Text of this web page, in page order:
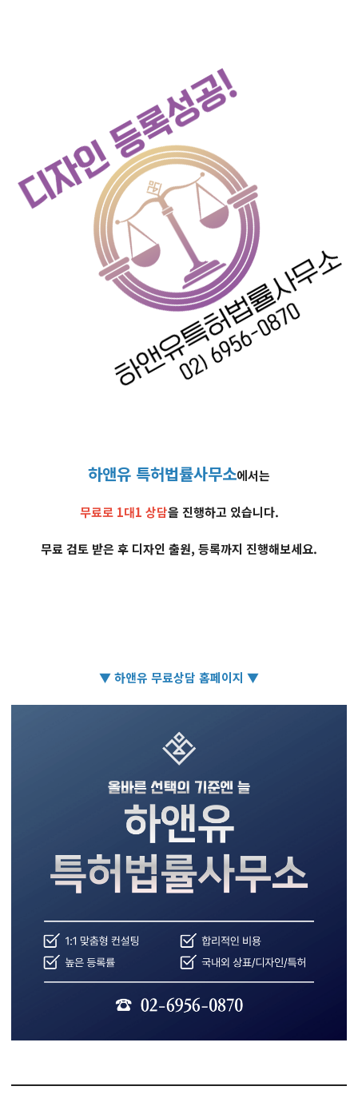
하앤유 특허법률사무소에서는
무료로 1대1 상담을 진행하고 있습니다.
무료 검토 받은 후 디자인 출원, 등록까지 진행해보세요.
▼ 하앤유 무료상담 홈페이지 ▼